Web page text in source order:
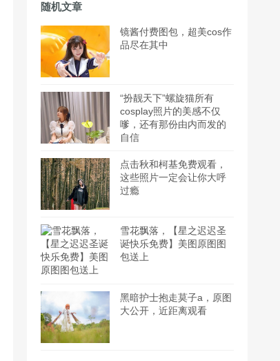
随机文章
镜酱付费图包，超美cos作
品尽在其中
“扮靓天下”螺旋猫所有
cosplay照片的美感不仅
嗲，还有那份由内而发的
自信
点击秋和柯基免费观看，
这些照片一定会让你大呼
过瘾
雪花飘落，【星之迟迟圣
诞快乐免费】美图原图图
包送上
黑暗护士抱走莫子a，原图
大公开，近距离观看